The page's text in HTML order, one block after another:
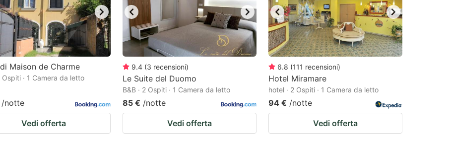
Maison de Charme
Ospiti · 1 Camera da letto
/notte
Vedi offerta
9.4 (3 recensioni)
Le Suite del Duomo
B&B · 2 Ospiti · 1 Camera da letto
85 € /notte
Vedi offerta
6.8 (111 recensioni)
Hotel Miramare
hotel · 2 Ospiti · 1 Camera da letto
94 € /notte
Vedi offerta